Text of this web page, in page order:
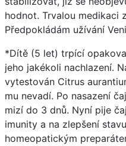
hodnot. Trvalou medikaci
Předpokládám užívání
*Dítě (5 let) trpící
jeho jakékoli nachlazení.
vytestován Citrus
mu nevadí. Po nasazení
mizí do 3 dnů. Nyní pije
imunity a na zlepšení
homeopatickým